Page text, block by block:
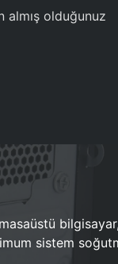
almış olduğunuz
sistem